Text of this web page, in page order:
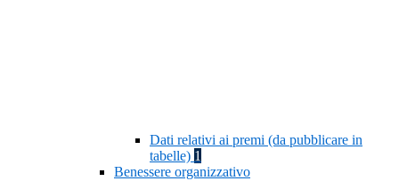
Dati relativi ai premi (da pubblicare in
tabelle) 1
Benessere organizzativo